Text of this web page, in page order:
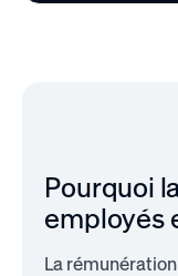
Pourquoi
employés
La